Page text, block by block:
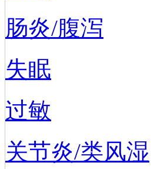
肠炎/腹泻
失眠
过敏
关节炎/类风湿